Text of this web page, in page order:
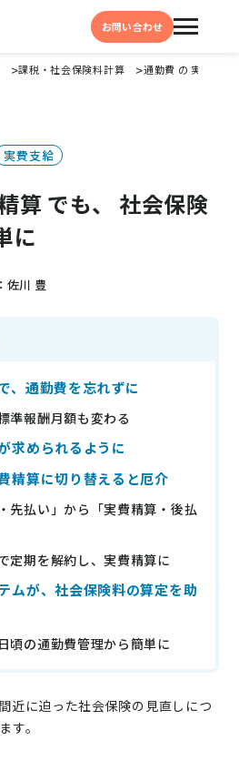
お問い合わせ
ョン
料金・概要資料をDL
課税・社会保険料計算 通勤費 の 実費精算
実費支給
算 でも、 社会保険
に
佐川 豊
、通勤費を忘れずに
準報酬月額も変わる
求められるように
精算に切り替えると厄介
先払い」から「実費精算・後払
定期を解約し、実費精算に
ムが、社会保険料の算定を助
頃の通勤費管理から簡単に
近に迫った社会保険の見直しにつ
す。